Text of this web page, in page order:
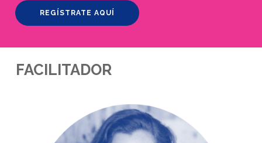
REGÍSTRATE AQUÍ
FACILITADOR